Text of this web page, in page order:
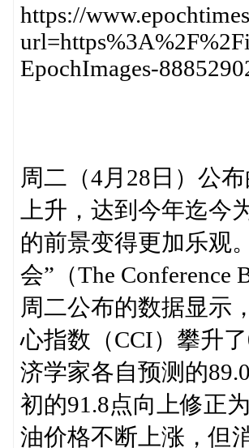
https://
EpochImages-
周二（4月28日）公
上升，达到今年迄
的前景变得更加乐观
会”（The
周二公布的数据显示
心指数（CCI）攀升
济学家各自预测的
初的91.8点向上修正
油价格不断上涨，但